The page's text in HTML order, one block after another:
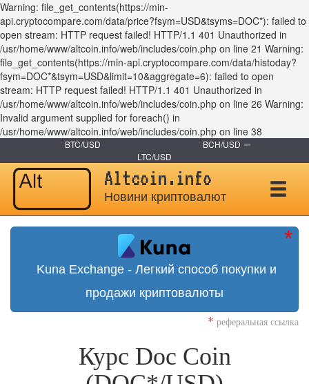
Warning: file_get_contents(https://min-
api.cryptocompare.com/data/price?fsym=USD&tsyms=DOC*): failed to
open stream: HTTP request failed! HTTP/1.1 401 Unauthorized in
/usr/home/www/altcoin.info/web/includes/coin.php on line 21 Warning:
file_get_contents(https://min-api.cryptocompare.com/data/histoday?
fsym=DOC*&tsym=USD&limit=10&aggregate=6): failed to open
stream: HTTP request failed! HTTP/1.1 401 Unauthorized in
/usr/home/www/altcoin.info/web/includes/coin.php on line 26 Warning:
Invalid argument supplied for foreach() in
/usr/home/www/altcoin.info/web/includes/coin.php on line 38
BTC/USD
BCH/USD
LTC/USD
Altcoin.info
Новини криптовалют
Kuna Exchange - Легкий способ покупки и
продажи криптовалюты
* реферальная ссылка
Курс Doc Coin